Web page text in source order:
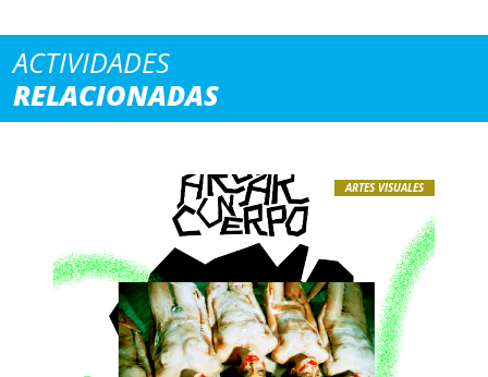
ACTIVIDADES
RELACIONADAS
ARTES VISUALES